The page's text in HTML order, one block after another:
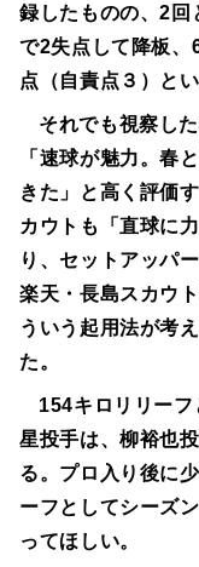
録したものの、2回
で2失点して降板
点（自責点３）と
それでも視察し
「速球が魅力。春
きた」と高く評価
カウトも「直球に
り、セットアッパ
楽天・長島スカウ
ういう起用法が考
た。
154キロリリー
星投手は、柳裕也
る。プロ入り後に
ーフとしてシーズ
ってほしい。